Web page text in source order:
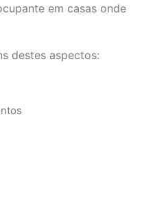
em casas onde
destes aspectos: